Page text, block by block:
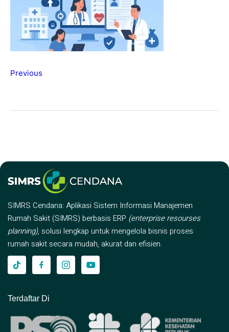
Previous
SIMRS Cendana: Aplikasi Sistem Informasi Manajemen
Rumah Sakit (SIMRS) berbasis ERP (enterprise resourses
planning), solusi lengkap untuk mengelola bisnis proses
rumah sakit secara mudah, akurat dan efisien.
Terdaftar Di